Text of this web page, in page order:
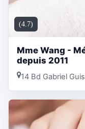
(4.7)
Mme Wang -
depuis 2011
14 Bd Gabriel